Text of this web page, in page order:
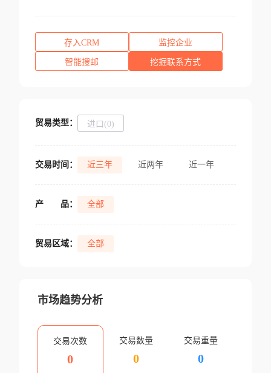
存入CRM 监控企业
智能搜邮 挖掘联系方式
贸易类型： 进口(0)
交易时间： 近三年 近两年 近一年
产 品： 全部
贸易区域： 全部
市场趋势分析
交易次数
0
交易数量
0
交易重量
0